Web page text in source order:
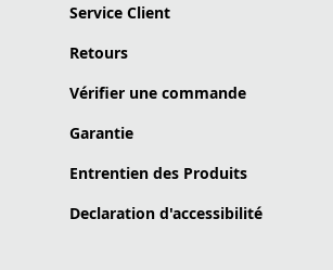
Service Client
Retours
Vérifier une commande
Garantie
Entrentien des Produits
Declaration d'accessibilité